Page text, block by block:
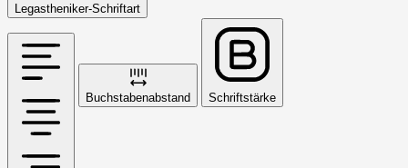
Legastheniker-Schriftart
Buchstabenabstand Schriftstärke